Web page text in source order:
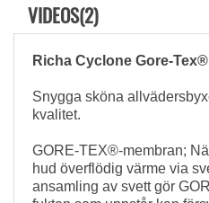
VIDEOS(2)
Richa Cyclone Gore-
Snygga sköna
kvalitet.
GORE-TEX®-membran;
hud överflödig värme via
ansamling av svett gör